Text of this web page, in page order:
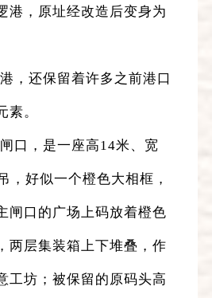
港，原址经改造后变身为
，还保留着许多之前港口
素。
口，是一座高14米、宽
，好似一个橙色大相框，
闸口的广场上码放着橙色
两层集装箱上下堆叠，作
工坊；被保留的原码头高